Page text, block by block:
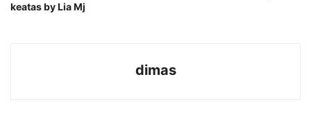
keatas by Lia Mj
dimas